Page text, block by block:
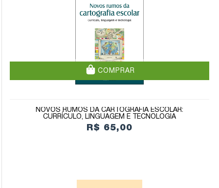
COMPRAR
NOVOS RUMOS DA CARTOGRAFIA ESCOLAR:
CURRÍCULO, LINGUAGEM E TECNOLOGIA
R$ 65,00